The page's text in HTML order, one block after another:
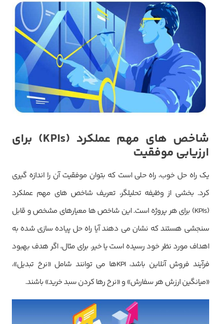
شاخص های مهم عملکرد (KPIs) برای
ارزیابی موفقیت
یک راه حل خوب، راه حلی است که بتوان موفقیت آن را اندازه گیری
کرد. بخشی از وظیفه تحلیلگر، تعریف شاخص های مهم عملکرد
(KPIs) برای هر پروژه است. این شاخص ها معیارهای مشخص و قابل
سنجشی هستند که نشان می دهند آیا راه حل پیاده سازی شده به
اهداف مورد نظر خود رسیده است یا خیر. برای مثال، اگر هدف بهبود
فرآیند فروش آنلاین باشد، KPIها می توانند شامل «نرخ تبدیل»،
«میانگین ارزش هر سفارش» و «نرخ رها کردن سبد خرید» باشند.
ارسال کد
دریافت مجدد کد:00:59
تایید کد